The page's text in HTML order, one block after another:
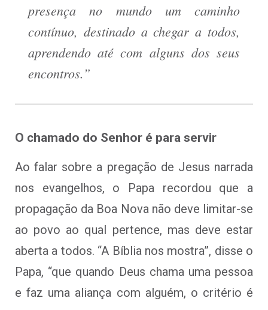
presença no mundo um caminho
contínuo, destinado a chegar a todos,
aprendendo até com alguns dos seus
encontros.”
O chamado do Senhor é para servir
Ao falar sobre a pregação de Jesus narrada
nos evangelhos, o Papa recordou que a
propagação da Boa Nova não deve limitar-se
ao povo ao qual pertence, mas deve estar
aberta a todos. “A Bíblia nos mostra”, disse o
Papa, “que quando Deus chama uma pessoa
e faz uma aliança com alguém, o critério é